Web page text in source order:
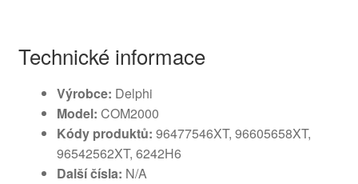
Technické informace
Výrobce: Delphi
Model: COM2000
Kódy produktů: 96477546XT, 96605658XT,
96542562XT, 6242H6
Další čísla: N/A